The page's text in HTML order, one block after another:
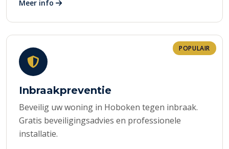
Meer info
POPULAIR
Inbraakpreventie
Beveilig uw woning in Hoboken tegen inbraak.
Gratis beveiligingsadvies en professionele
installatie.